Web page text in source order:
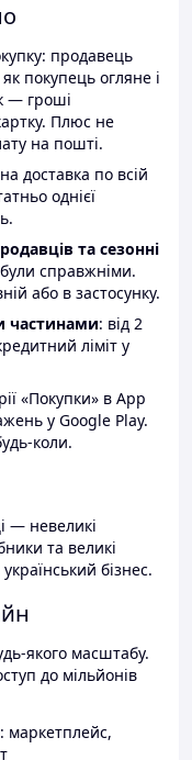
продавець
покупець огляне і
— гроші
Плюс не
на пошті.
доставка по всій
однієї
та сезонні
справжніми.
або в застосунку.
частинами: від 2
ліміт у
«Покупки» в App
у Google Play.
коли.
— невеликі
та великі
бізнес.
якого масштабу.
до мільйонів
маркетплейс,